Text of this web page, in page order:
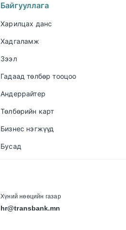
Байгууллага
Харилцах данс
Хадгаламж
Зээл
Гадаад төлбөр тооцоо
Андеррайтер
Төлбөрийн карт
Бизнес нэгжүүд
Бусад
Хүний нөөцийн газар
hr@transbank.mn